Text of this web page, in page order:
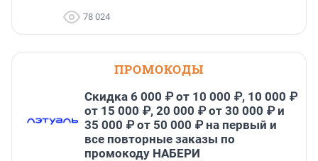
78 024
ПРОМОКОДЫ
Скидка 6 000 ₽ от 10 000 ₽, 10 000 ₽
от 15 000 ₽, 20 000 ₽ от 30 000 ₽ и
35 000 ₽ от 50 000 ₽ на первый и
все повторные заказы по
промокоду НАБЕРИ